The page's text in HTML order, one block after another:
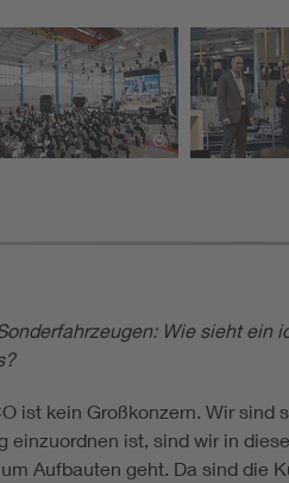
Wie sieht
ist kein Großkonzern. Wir
ist, sind wir in
Aufbauten geht. Da sind die